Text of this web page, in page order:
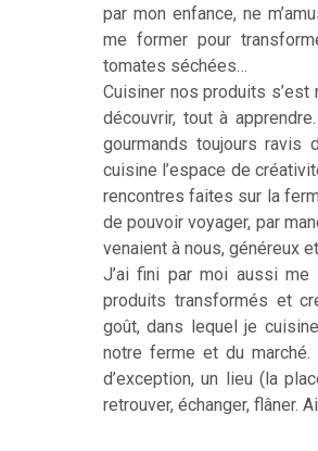
par mon enfance, ne
me former pour
tomates séchées…
Cuisiner nos produits s’est
découvrir, tout à
gourmands toujours ravis
cuisine l’espace de
rencontres faites sur la
de pouvoir voyager, par
venaient à nous, généreux
J’ai fini par moi aussi me
produits transformés et
goût, dans lequel je
notre ferme et du
d’exception, un lieu (la
retrouver, échanger, flâner.